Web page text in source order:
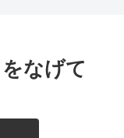
なげて